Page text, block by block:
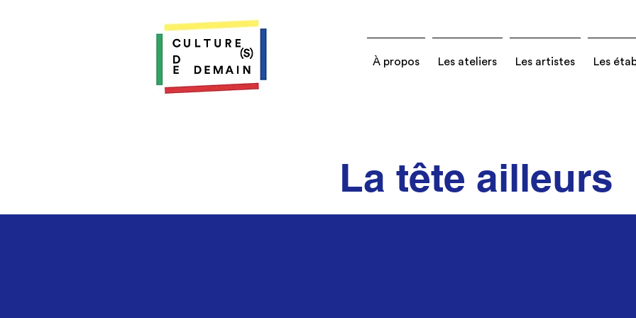
À propos Les ateliers Les artistes Les
La tête ailleurs